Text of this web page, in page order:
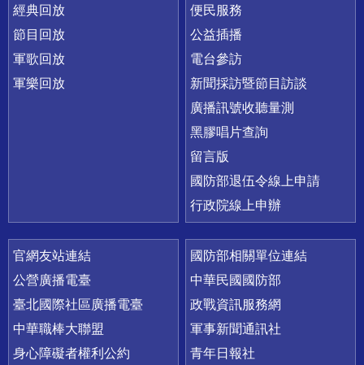
經典回放
節目回放
軍歌回放
軍樂回放
便民服務
公益插播
電台參訪
新聞採訪暨節目訪談
廣播訊號收聽量測
黑膠唱片查詢
留言版
國防部退伍令線上申請
行政院線上申辦
官網友站連結
公營廣播電臺
臺北國際社區廣播電臺
中華職棒大聯盟
身心障礙者權利公約
國防部相關單位連結
中華民國國防部
政戰資訊服務網
軍事新聞通訊社
青年日報社